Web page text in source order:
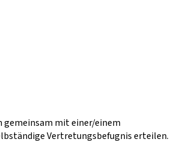
gemeinsam mit einer/einem
Vertretungsbefugnis erteilen.